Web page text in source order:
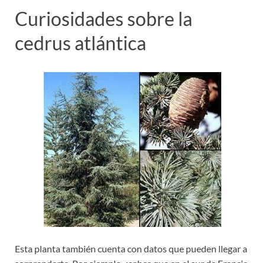
Curiosidades sobre la
cedrus atlántica
Esta planta también cuenta con datos que pueden llegar a